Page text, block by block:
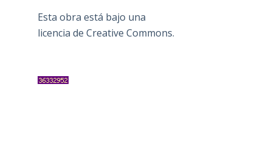
Esta obra está bajo una
licencia de Creative Commons.